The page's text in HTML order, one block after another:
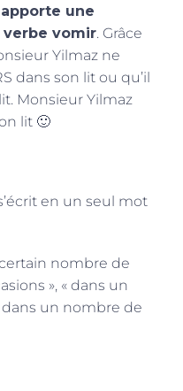
apporte une
vomir. Grâce
Yilmaz ne
dans son lit ou qu’il
Monsieur Yilmaz
lit 🙂
en un seul mot
nombre de
», « dans un
dans un nombre de